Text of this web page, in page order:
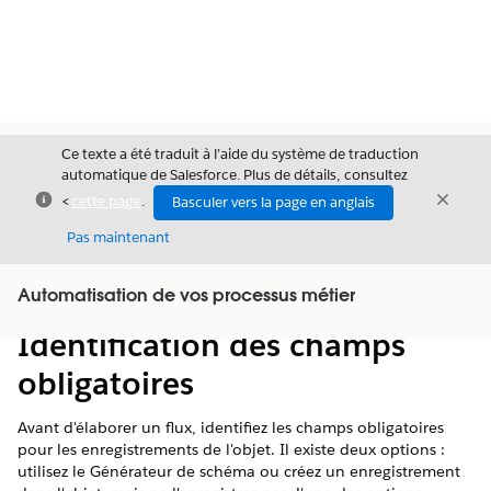
Fermer
Ce texte a été traduit à l’aide du système de traduction
automatique de Salesforce. Plus de détails, consultez
<cette page .
Basculer vers la page en anglais
Pas maintenant
Fermer
Automatisation de vos processus métier
Afficher la table des matières
Table des
Identification des champs
obligatoires
Avant d'élaborer un flux, identifiez les champs obligatoires
pour les enregistrements de l'objet. Il existe deux options :
utilisez le Générateur de schéma ou créez un enregistrement